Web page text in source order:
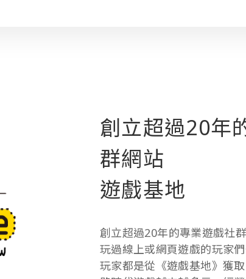
創立超過20年
群網站
遊戲基地
創立超過20年的專業遊戲社
玩過線上或網頁遊戲的玩家
玩家都是從《遊戲基地》獲